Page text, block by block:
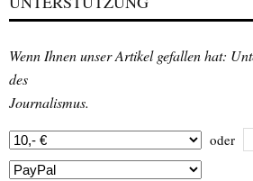
Wenn Ihnen unser Artikel gefallen hat:
des
Journalismus.
oder